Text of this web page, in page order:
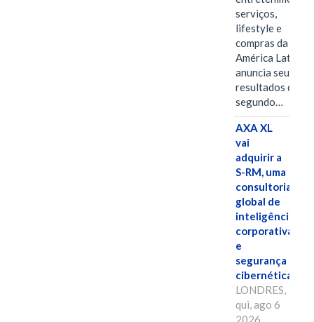
serviços,
lifestyle e
compras da
América Latina
anuncia seus
resultados do
segundo…
AXA XL
vai
adquirir a
S-RM, uma
consultoria
global de
inteligência
corporativa
e
segurança
cibernética
LONDRES,
qui, ago 6
2026